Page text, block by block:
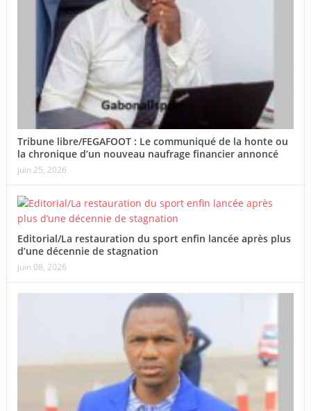
Tribune libre/FEGAFOOT : Le communiqué de la honte ou
la chronique d’un nouveau naufrage financier annoncé
juin 25, 2026
Editorial/La restauration du sport enfin lancée après plus
d’une décennie de stagnation
juin 08, 2026